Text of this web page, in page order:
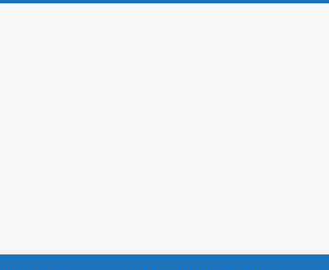
Sony PlayStation 4, новости игр PS4,